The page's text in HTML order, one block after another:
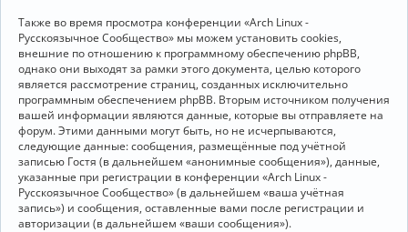
Также во время просмотра конференции «Arch Linux -
Русскоязычное Сообщество» мы можем установить cookies,
внешние по отношению к программному обеспечению phpBB,
однако они выходят за рамки этого документа, целью которого
является рассмотрение страниц, созданных исключительно
программным обеспечением phpBB. Вторым источником получения
вашей информации являются данные, которые вы отправляете на
форум. Этими данными могут быть, но не исчерпываются,
следующие данные: сообщения, размещённые под учётной
записью Гостя (в дальнейшем «анонимные сообщения»), данные,
указанные при регистрации в конференции «Arch Linux -
Русскоязычное Сообщество» (в дальнейшем «ваша учётная
запись») и сообщения, оставленные вами после регистрации и
авторизации (в дальнейшем «ваши сообщения»).